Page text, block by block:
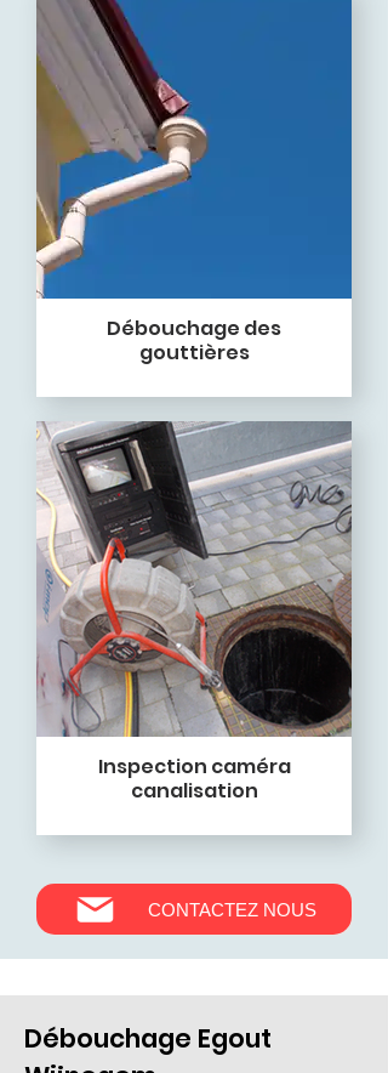
Débouchage des
gouttières
Inspection caméra
canalisation
CONTACTEZ NOUS
Débouchage Egout